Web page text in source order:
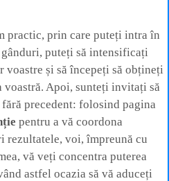
practic, prin care puteți intra în
puteți să intensificați
și să începeți să obțineți
voastră. Apoi, sunteți invitați să
precedent: folosind pagina
pentru a vă coordona
rezultatele, voi, împreună cu
vă veți concentra puterea
astfel ocazia să vă aduceți